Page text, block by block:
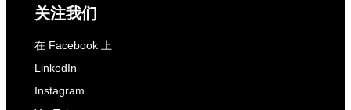
关注我们
在 Facebook 上
LinkedIn
Instagram